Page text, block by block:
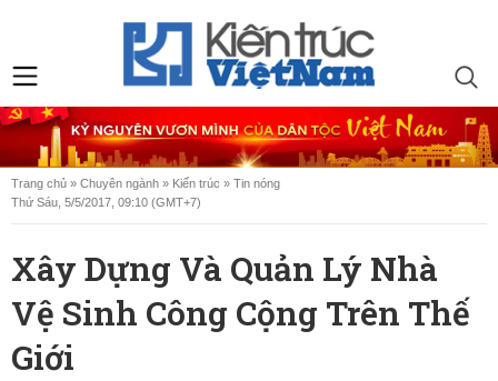
Trang chủ » Chuyên ngành » Kiến trúc » Tin nóng
Thứ Sáu, 5/5/2017, 09:10 (GMT+7)
Xây Dựng Và Quản Lý Nhà
Vệ Sinh Công Cộng Trên Thế
Giới